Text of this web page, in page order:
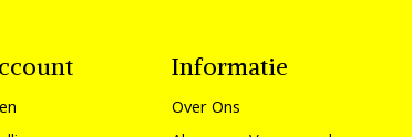
Informatie
Over Ons